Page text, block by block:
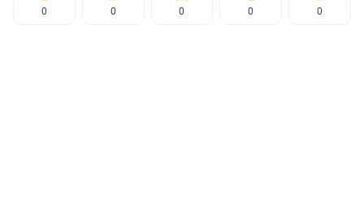
0 0 0 0 0